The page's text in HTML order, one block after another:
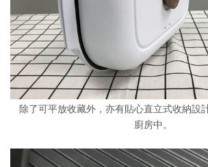
除了可平放收藏外，亦有貼心直立式收納設
廚房中。